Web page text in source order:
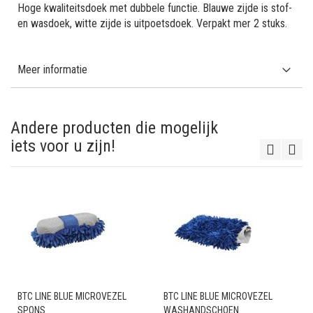
Hoge kwaliteitsdoek met dubbele functie. Blauwe zijde is stof-
en wasdoek, witte zijde is uitpoetsdoek. Verpakt mer 2 stuks.
Meer informatie
Andere producten die mogelijk
iets voor u zijn!
BTC LINE BLUE MICROVEZEL
SPONS
BTC LINE BLUE MICROVEZEL
WASHANDSCHOEN